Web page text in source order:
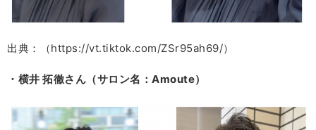
出典：（https://vt.tiktok.com/ZSr95ah69/）
・横井 拓徹さん（サロン名：Amoute）